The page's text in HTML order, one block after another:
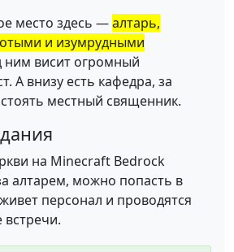
место здесь —алтарь,
и изумрудными
ним висит огромный
А внизу есть кафедра, за
местный священник.
на Minecraft Bedrock
алтарем, можно попасть в
персонал и проводятся